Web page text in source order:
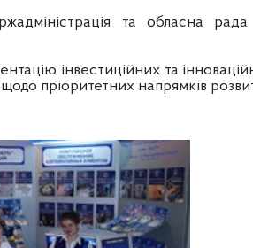
та обласна
інвестиційних та
пріоритетних напрямків